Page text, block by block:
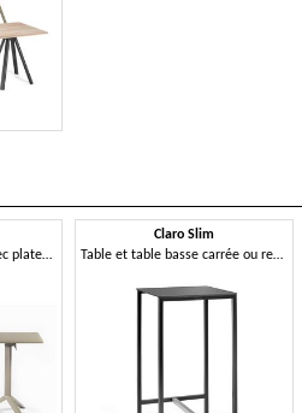
Table carrée ou ronde avec plateau fixe ou rabattable en métal, avec base à 3 ou 4 branches
Claro Slim
Table et table basse carrée ou rectangulaire avec structure en métal